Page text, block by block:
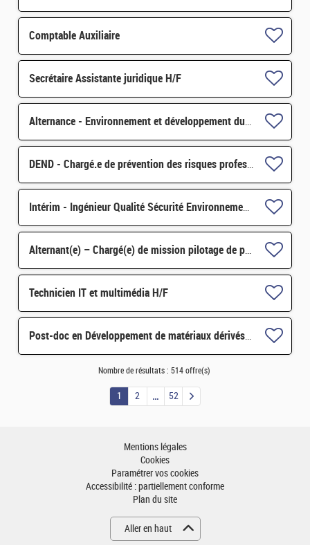
Comptable Auxiliaire
Secrétaire Assistante juridique H/F
Alternance - Environnement et développement durable H/F
DEND - Chargé.e de prévention des risques professionnels et conseiller.e en radioprotection H/F
Intérim - Ingénieur Qualité Sécurité Environnement (QSE) H/F
Alternant(e) – Chargé(e) de mission pilotage de projets et transformation digitale H/F
Technicien IT et multimédia H/F
Post-doc en Développement de matériaux dérivés de graphène fonctionnalisé par des composés redox H/F
Nombre de résultats : 514 offre(s)
1 2 52
Mentions légales
Cookies
Paramétrer vos cookies
Accessibilité : partiellement conforme
Plan du site
Aller en haut